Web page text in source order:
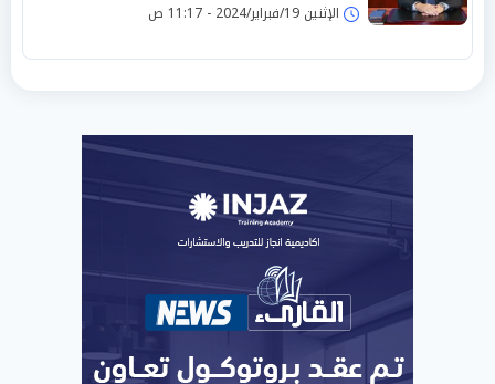
الإثنين 19/فبراير/2024 - 11:17 ص